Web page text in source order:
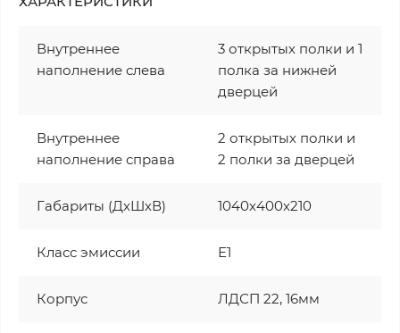
Внутреннее
наполнение слева
3 открытых полки и 1
полка за нижней
дверцей
Внутреннее
наполнение справа
2 открытых полки и
2 полки за дверцей
Габариты (ДхШхВ) 1040х400х210
Класс эмиссии Е1
Корпус ЛДСП 22, 16мм